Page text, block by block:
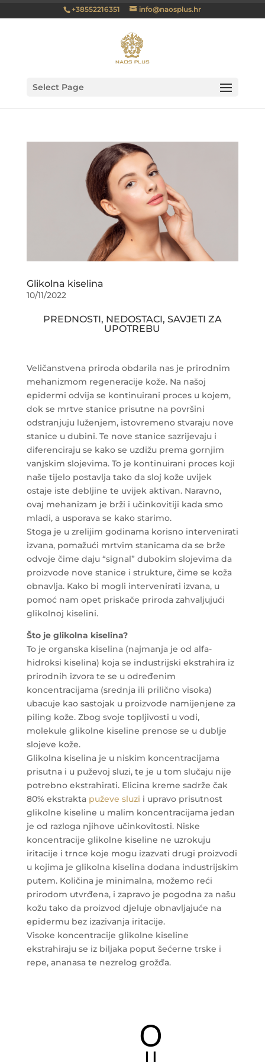
+38552216351 info@naosplus.hr
Select Page
Glikolna kiselina
10/11/2022
PREDNOSTI, NEDOSTACI, SAVJETI ZA
UPOTREBU
Veličanstvena priroda obdarila nas je prirodnim
mehanizmom regeneracije kože. Na našoj
epidermi odvija se kontinuirani proces u kojem,
dok se mrtve stanice prisutne na površini
odstranjuju luženjem, istovremeno stvaraju nove
stanice u dubini. Te nove stanice sazrijevaju i
diferenciraju se kako se uzdižu prema gornjim
vanjskim slojevima. To je kontinuirani proces koji
naše tijelo postavlja tako da sloj kože uvijek
ostaje iste debljine te uvijek aktivan. Naravno,
ovaj mehanizam je brži i učinkovitiji kada smo
mladi, a usporava se kako starimo.
Stoga je u zrelijim godinama korisno intervenirati
izvana, pomažući mrtvim stanicama da se brže
odvoje čime daju “signal” dubokim slojevima da
proizvode nove stanice i strukture, čime se koža
obnavlja. Kako bi mogli intervenirati izvana, u
pomoć nam opet priskače priroda zahvaljujući
glikolnoj kiselini.
Što je glikolna kiselina?
To je organska kiselina (najmanja je od alfa-
hidroksi kiselina) koja se industrijski ekstrahira iz
prirodnih izvora te se u određenim
koncentracijama (srednja ili prilično visoka)
ubacuje kao sastojak u proizvode namijenjene za
piling kože. Zbog svoje topljivosti u vodi,
molekule glikolne kiseline prenose se u dublje
slojeve kože.
Glikolna kiselina je u niskim koncentracijama
prisutna i u puževoj sluzi, te je u tom slučaju nije
potrebno ekstrahirati. Elicina kreme sadrže čak
80% ekstrakta puževe sluzi i upravo prisutnost
glikolne kiseline u malim koncentracijama jedan
je od razloga njihove učinkovitosti. Niske
koncentracije glikolne kiseline ne uzrokuju
iritacije i trnce koje mogu izazvati drugi proizvodi
u kojima je glikolna kiselina dodana industrijskim
putem. Količina je minimalna, možemo reći
prirodom utvrđena, i zapravo je pogodna za našu
kožu tako da proizvod djeluje obnavljajuće na
epidermu bez izazivanja iritacije.
Visoke koncentracije glikolne kiseline
ekstrahiraju se iz biljaka poput šećerne trske i
repe, ananasa te nezrelog grožđa.